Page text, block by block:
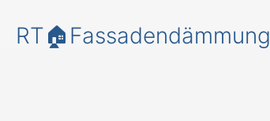
RT🏠Fassadendämmung